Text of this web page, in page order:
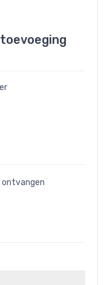
ontvangen